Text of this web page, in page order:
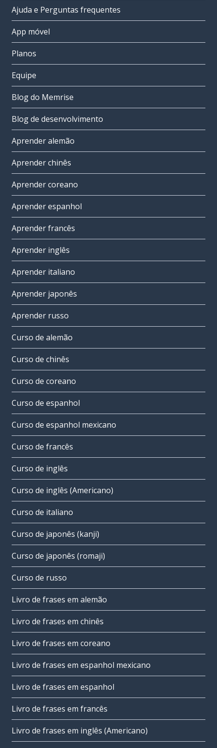
Ajuda e Perguntas frequentes
App móvel
Planos
Equipe
Blog do Memrise
Blog de desenvolvimento
Aprender alemão
Aprender chinês
Aprender coreano
Aprender espanhol
Aprender francês
Aprender inglês
Aprender italiano
Aprender japonês
Aprender russo
Curso de alemão
Curso de chinês
Curso de coreano
Curso de espanhol
Curso de espanhol mexicano
Curso de francês
Curso de inglês
Curso de inglês (Americano)
Curso de italiano
Curso de japonês (kanji)
Curso de japonês (romaji)
Curso de russo
Livro de frases em alemão
Livro de frases em chinês
Livro de frases em coreano
Livro de frases em espanhol mexicano
Livro de frases em espanhol
Livro de frases em francês
Livro de frases em inglês (Americano)